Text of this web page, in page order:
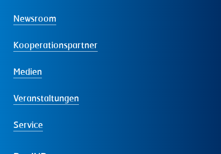
Newsroom
Kooperationspartner
Medien
Veranstaltungen
Service